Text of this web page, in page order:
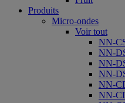
Produits
Micro-ondes
Voir tout
NN-
NN-
NN-
NN-
NN-
NN-